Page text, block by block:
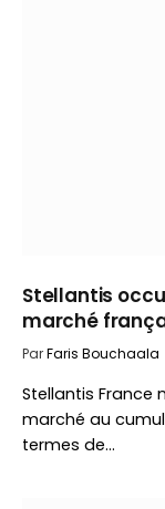
Stellantis
marché
ParFaris Bouchaala
Stellantis France
marché au
termes de…